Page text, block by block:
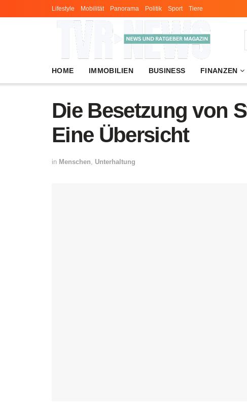
Lifestyle Mobilität Panorama Politik Sport Tiere
HOME IMMOBILIEN BUSINESS FINANZEN
Die Besetzung von
Eine Übersicht
in Menschen Unterhaltung